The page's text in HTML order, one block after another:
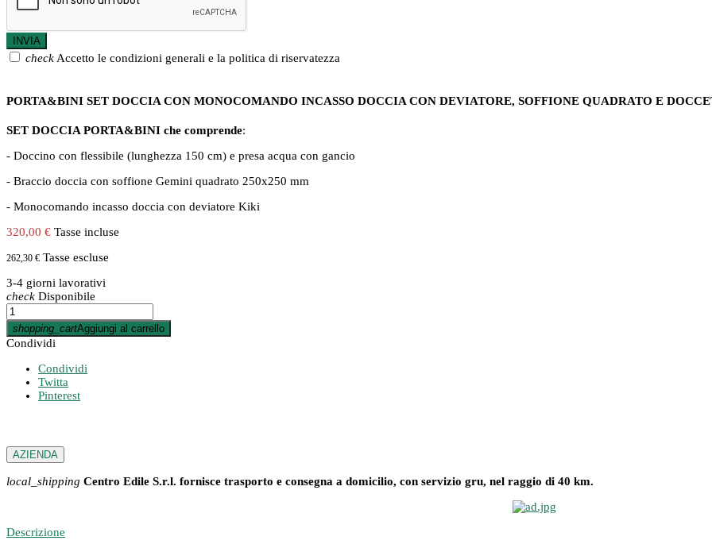
check Accetto le condizioni generali e la politica di riservatezza
PORTA&BINI SET DOCCIA CON MONOCOMANDO INCASSO DOCCIA CON DEVIATORE, SOFFIONE QUADRATO E
SET DOCCIA PORTA&BINI che comprende:
- Doccino con flessibile (lunghezza 150 cm) e presa acqua con gancio
- Braccio doccia con soffione Gemini quadrato 250x250 mm
- Monocomando incasso doccia con deviatore Kiki
320,00 € Tasse incluse
262,30 € Tasse escluse
3-4 giorni lavorativi
check Disponibile
shopping_cartAggiungi al carrello
Condividi
Condividi
Twitta
Pinterest
AZIENDA
local_shipping Centro Edile S.r.l. fornisce trasporto e consegna a domicilio, con servizio gru, nel raggio di 40 km.
Descrizione